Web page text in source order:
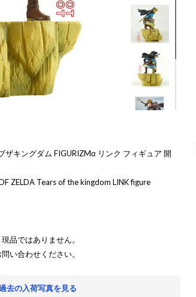
ザキングダム FIGURIZMα リンク フィギュア 開
ZELDA Tears of the kingdom LINK figure
品ではありません。
い合わせください。
去の入荷写真を見る